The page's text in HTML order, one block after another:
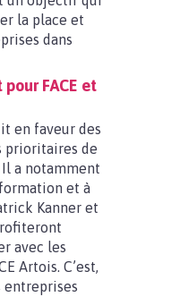
la place et
dans
FACE et
en faveur des
prioritaires de
a notamment
et à
Kanner et
avec les
Artois. C’est,
entreprises